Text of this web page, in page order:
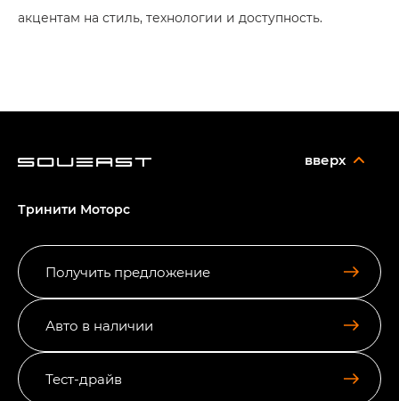
акцентам на стиль, технологии и доступность.
Получить предложение
Авто в наличии
Тест-драйв
вверх
Тринити Моторс